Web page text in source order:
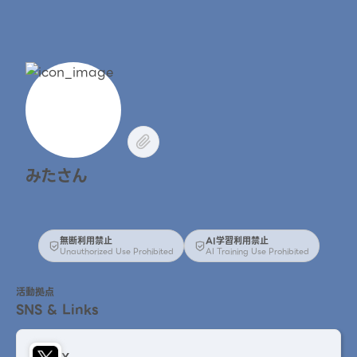
みたさん
無断利用禁止
Unauthorized Use Prohibited
AI学習利用禁止
AI Training Use Prohibited
活動拠点
SNS & Links